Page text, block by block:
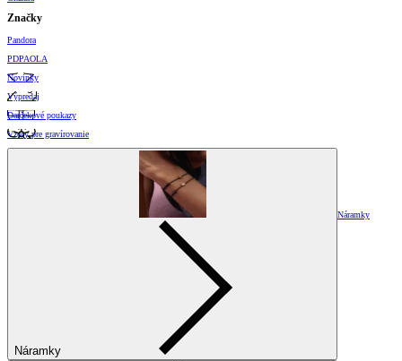
Značky
Pandora
PDPAOLA
Novinky
Výpredaj
Darčekové poukazy
Vzory pre gravírovanie
Náramky
Náramky